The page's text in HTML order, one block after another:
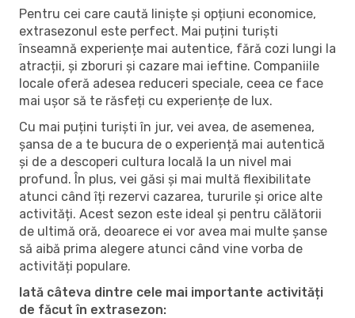
Pentru cei care caută liniște și opțiuni economice,
extrasezonul este perfect. Mai puțini turiști
înseamnă experiențe mai autentice, fără cozi lungi la
atracții, și zboruri și cazare mai ieftine. Companiile
locale oferă adesea reduceri speciale, ceea ce face
mai ușor să te răsfeți cu experiențe de lux.
Cu mai puțini turiști în jur, vei avea, de asemenea,
șansa de a te bucura de o experiență mai autentică
și de a descoperi cultura locală la un nivel mai
profund. În plus, vei găsi și mai multă flexibilitate
atunci când îți rezervi cazarea, tururile și orice alte
activități. Acest sezon este ideal și pentru călătorii
de ultimă oră, deoarece ei vor avea mai multe șanse
să aibă prima alegere atunci când vine vorba de
activități populare.
Iată câteva dintre cele mai importante activități
de făcut în extrasezon: